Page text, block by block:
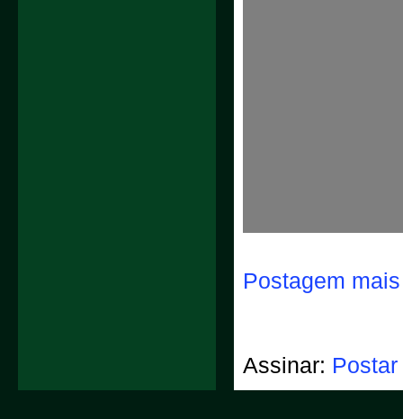
Postagem
Assinar: